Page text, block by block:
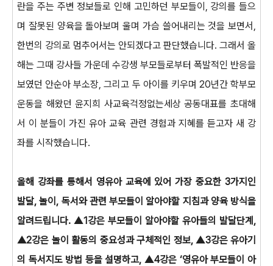
란을 주는 주변 정보들로 인해 고민하던 부모들이, 강의를 들으
며 잘못된 양육을 돌아보며 울며 가슴 쓸어내리는 것을 보면서,
한번의 강의로 멈추어서는 안되겠다고 판단했습니다. 그래서 올
해는 그때 강사들 가운데 수강생 부모들로부터 폭발적인 반응을
보였던 안순아 부소장, 그리고 두 아이를 키우며 20년간 학부모
운동을 해왔던 윤지희 사교육걱정없는세상 공동대표를 초대해
서 이 분들이 가진 유아 교육 관련 경험과 지혜를 듣고자 새 강
좌를 시작했습니다.
올해 강좌를 통해서 영유아 교육에 있어 가장 중요한 3가지인
발달, 놀이, 독서와 관련 부모들이 알아야할 지침과 양육 방식을
알려드립니다. ▲1강은 부모들이 알아야할 유아들의 발달단계,
▲2강은 놀이 활동의 중요성과 구체적인 정보, ▲3강은 유아기
의 독서지도 방법 등을 설명하고, ▲4강은 ‘영유아 부모들이 아